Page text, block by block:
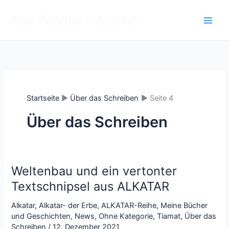
Startseite Über das Schreiben Seite 4
Über das Schreiben
Weltenbau und ein vertonter
Textschnipsel aus ALKATAR
Alkatar,Alkatar- der Erbe,ALKATAR-Reihe, Meine Bücher
und Geschichten, News, Ohne Kategorie,Tiamat, Über das
Schreiben /12. Dezember 2021